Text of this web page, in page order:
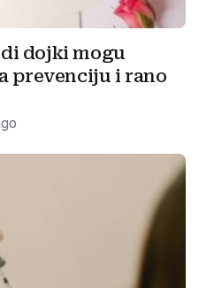
dojki mogu
prevenciju i rano